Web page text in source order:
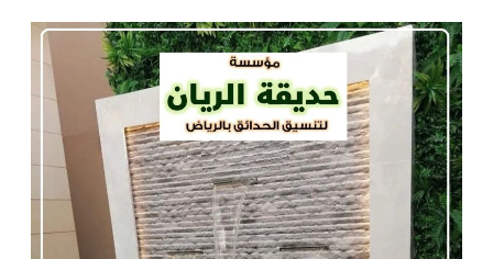
تركيب
شلالات
ونوافير
بالرياض
|
0560048269